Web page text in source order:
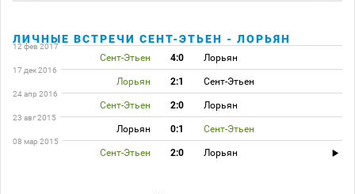
ЛИЧНЫЕ ВСТРЕЧИ СЕНТ-ЭТЬЕН - ЛОРЬЯН
12 фев 2017
Сент-Этьен 4:0 Лорьян
17 дек 2016
Лорьян 2:1 Сент-Этьен
24 апр 2016
Сент-Этьен 2:0 Лорьян
23 авг 2015
Лорьян 0:1 Сент-Этьен
08 мар 2015
Сент-Этьен 2:0 Лорьян